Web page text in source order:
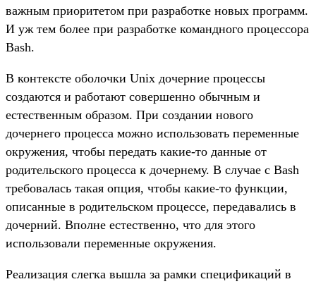
важным приоритетом при разработке новых программ.
И уж тем более при разработке командного процессора
Bash.
В контексте оболочки Unix дочерние процессы
создаются и работают совершенно обычным и
естественным образом. При создании нового
дочернего процесса можно использовать переменные
окружения, чтобы передать какие-то данные от
родительского процесса к дочернему. В случае с Bash
требовалась такая опция, чтобы какие-то функции,
описанные в родительском процессе, передавались в
дочерний. Вполне естественно, что для этого
использовали переменные окружения.
Реализация слегка вышла за рамки спецификаций в